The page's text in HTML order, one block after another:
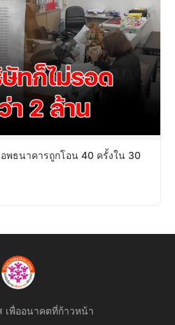
ธนาคารถูกโอน 40 ครั้งใน 30
เพื่ออนาคตที่ก้าวหน้า